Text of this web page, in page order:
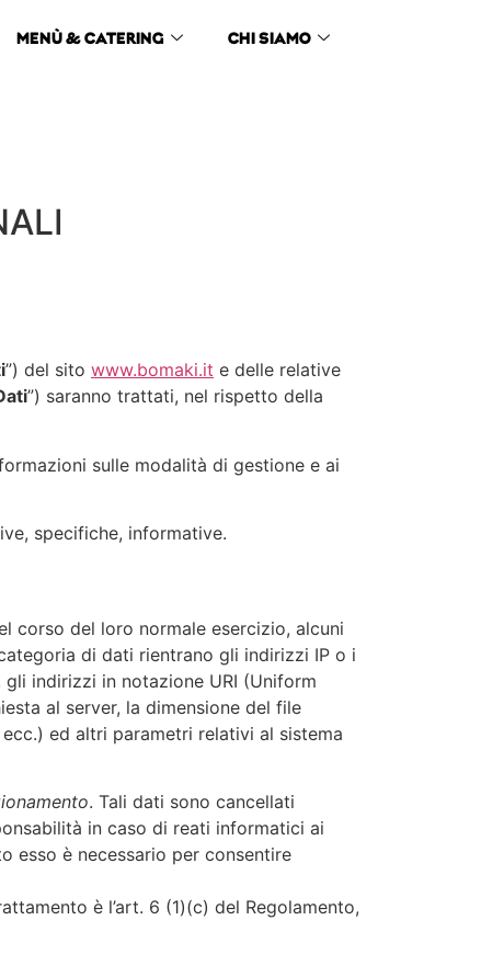
MENÙ & CATERING CHI SIAMO
”) del sito www.bomaki.it e delle relative
”) saranno trattati, nel rispetto della
sulle modalità di gestione e ai
specifiche, informative.
corso del loro normale esercizio, alcuni
di dati rientrano gli indirizzi IP o i
indirizzi in notazione URI (Uniform
al server, la dimensione del file
ed altri parametri relativi al sistema
. Tali dati sono cancellati
in caso di reati informatici ai
esso è necessario per consentire
è l’art. 6 (1)(c) del Regolamento,